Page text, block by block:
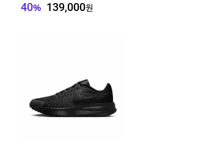
40% 139,000원